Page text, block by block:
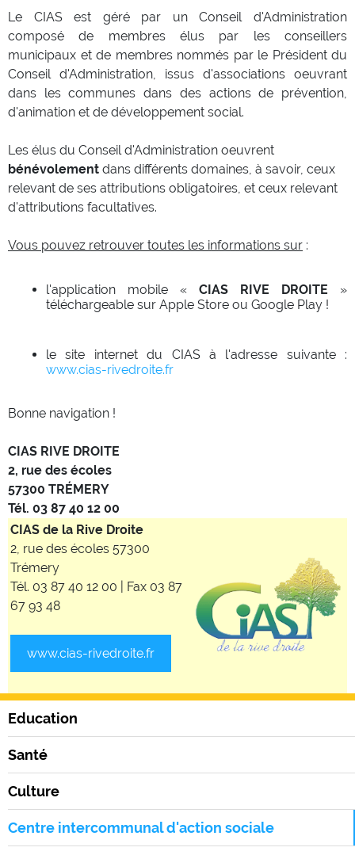
Le CIAS est géré par un Conseil d'Administration
composé de membres élus par les conseillers
municipaux et de membres nommés par le Président du
Conseil d'Administration, issus d'associations oeuvrant
dans les communes dans des actions de prévention,
d'animation et de développement social.
Les élus du Conseil d'Administration oeuvrent
bénévolement dans différents domaines, à savoir, ceux
relevant de ses attributions obligatoires, et ceux relevant
d'attributions facultatives.
Vous pouvez retrouver toutes les informations sur :
l'application mobile « CIAS RIVE DROITE »
téléchargeable sur Apple Store ou Google Play !
le site internet du CIAS à l'adresse suivante :
www.cias-rivedroite.fr
Bonne navigation !
CIAS RIVE DROITE
2, rue des écoles
57300 TRÉMERY
Tél. 03 87 40 12 00
CIAS de la Rive Droite
2, rue des écoles 57300
Trémery
Tél. 03 87 40 12 00 | Fax 03 87
67 93 48
www.cias-rivedroite.fr
Education
Santé
Culture
Centre intercommunal d'action sociale